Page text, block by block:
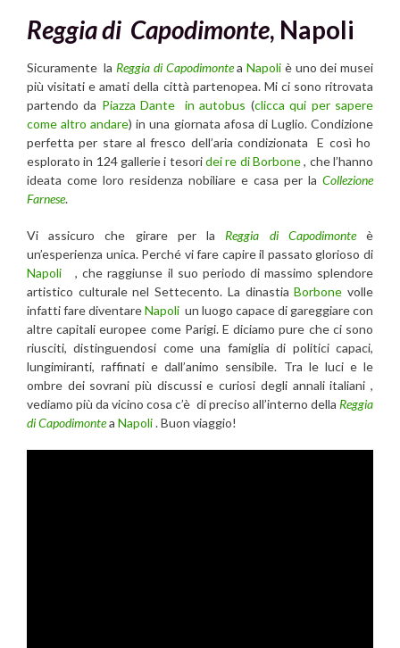
Reggia di Capodimonte, Napoli
Sicuramente la Reggia di CapodimonteaNapoli è uno dei musei
più visitati e amati della città partenopea. Mi ci sono ritrovata
partendo da Piazza Dante in autobus (clicca qui per sapere
come altro andare) in una giornata afosa di Luglio. Condizione
perfetta per stare al fresco dell’aria condizionata E così ho
esplorato in 124 gallerie i tesoridei re di Borbone, che l’hanno
ideata come loro residenza nobiliare e casa per la Collezione
Farnese.
Vi assicuro che girare per la Reggia di Capodimonteè
un’esperienza unica. Perché vi fare capire il passato glorioso di
Napoli
, che raggiunse il suo periodo di massimo splendore
artistico culturale nel Settecento. La dinastiaBorbone volle
infatti fare diventareNapoli un luogo capace di gareggiare con
altre capitali europee come Parigi. E diciamo pure che ci sono
riusciti, distinguendosi come una famiglia di politici capaci,
lungimiranti, raffinati e dall’animo sensibile. Tra le luci e le
ombre dei sovrani più discussi e curiosi degli annali italiani ,
vediamo più da vicino cosa c’è di preciso all’interno della Reggia
di Capodimontea Napoli. Buon viaggio!